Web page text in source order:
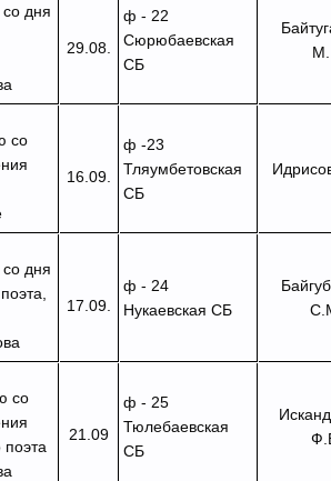
со дня
29.08.
ф - 22
Сюрюбаевская
СБ
со
16.09.
ф -23
Тляумбетовская
СБ
дня
17.09.
ф - 24
Нукаевская СБ
со
поэта
21.09
ф - 25
Тюлебаевская
СБ